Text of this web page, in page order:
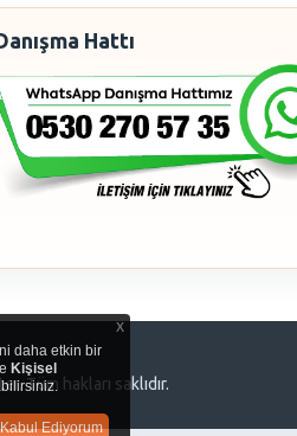
Hattı
Tüm hakları saklıdır.
x
daha etkin bir
Kişisel
Kabul Ediyorum